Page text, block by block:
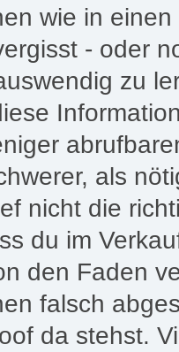
wie in
- oder
zu
als
nicht die
du im
den Faden
falsch
da stehst.